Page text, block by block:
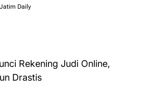
Jatim Daily
Rekening Judi Online,
Drastis